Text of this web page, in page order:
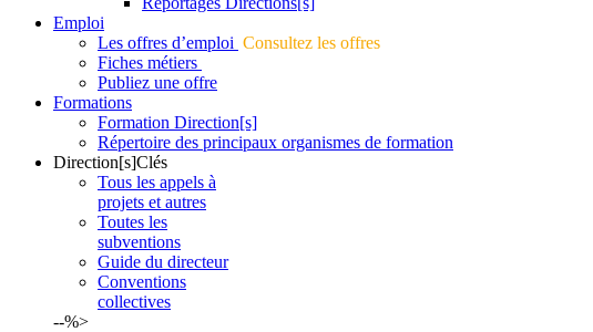
Emploi
Les offres d’emploi Consultez les offres
Fiches métiers
Publiez une offre
Formations
Formation Direction[s]
Répertoire des principaux organismes de formation
Direction[s]Clés
Tous les appels à
projets et autres
Toutes les
subventions
Guide du directeur
Conventions
collectives
--%>